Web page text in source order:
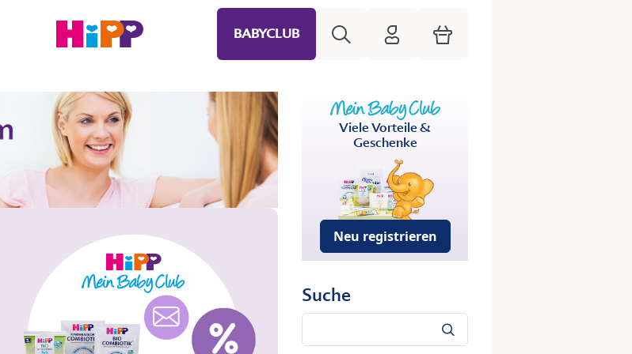
BABYCLUB HiPP Mein Babyclub
Warenkorb
Viele Vorteile &
Geschenke
Neu registrieren
Suche